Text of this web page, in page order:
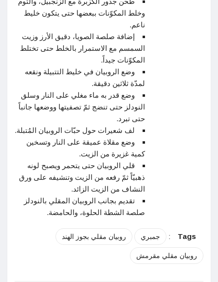
وخلط المكوّنات ببعضها حتى يتكون خليط
ناعم.
إضافة صلصة الصويا، دقيق الأرز وزيت
السمسم مع الاستمرار بالخلط حتى تختلط
المكوّنات جيداً.
وضع الروبيان في خليط التتبيلة ونقعه
لمدّة ثلاثين دقيقة.
وضع قدر به ماء مغلي على النار وسلق
النودلز حتى تنضج ثمّ تصفيتها ووضعها جانباً
حتى تبرد.
لف شعيرات حول حبّات الروبيان المُتبلة.
وضع مقلاة عميقة على النار وتسخين
كمية غزيرة من الزيت.
قلي الروبيان حتى يتحمر ويصبح لونه
ذهبيّاً ثمّ رفعه من الزيت وتنشيفه على ورق
النشاف من الزيت الزائد.
تقديم بجانب الروبيان المقلي بالنودلز
صلصة الشطة الحلوة، والحامضة.
Tags
: جمبري روبيان مقلي بجوز الهند
روبيان مقلي مقرمش